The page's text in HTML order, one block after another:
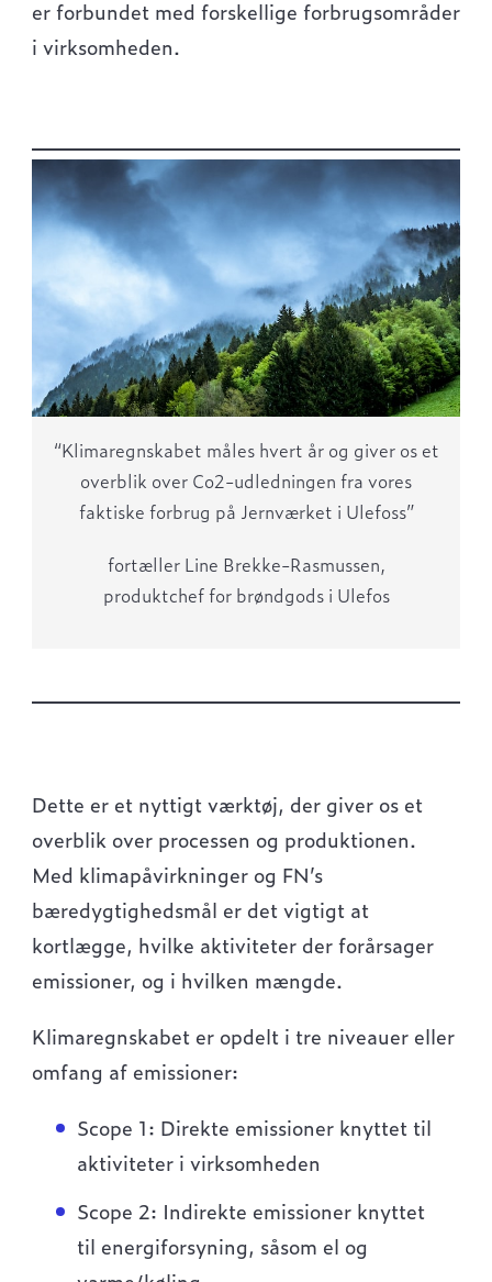
er forbundet med forskellige forbrugsområder
i virksomheden.
“Klimaregnskabet måles hvert år og giver os et
overblik over Co2-udledningen fra vores
faktiske forbrug på Jernværket i Ulefoss”
fortæller Line Brekke-Rasmussen,
produktchef for brøndgods i Ulefos
Dette er et nyttigt værktøj, der giver os et
overblik over processen og produktionen.
Med klimapåvirkninger og FN’s
bæredygtighedsmål er det vigtigt at
kortlægge, hvilke aktiviteter der forårsager
emissioner, og i hvilken mængde.
Klimaregnskabet er opdelt i tre niveauer eller
omfang af emissioner:
Scope 1: Direkte emissioner knyttet til
aktiviteter i virksomheden
Scope 2: Indirekte emissioner knyttet
til energiforsyning, såsom el og